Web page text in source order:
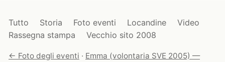
Tutto Storia Foto eventi Locandine
Video
Rassegna stampa
Vecchio sito 2008
← Foto degli eventi · Emma (volontaria SVE 2005) —